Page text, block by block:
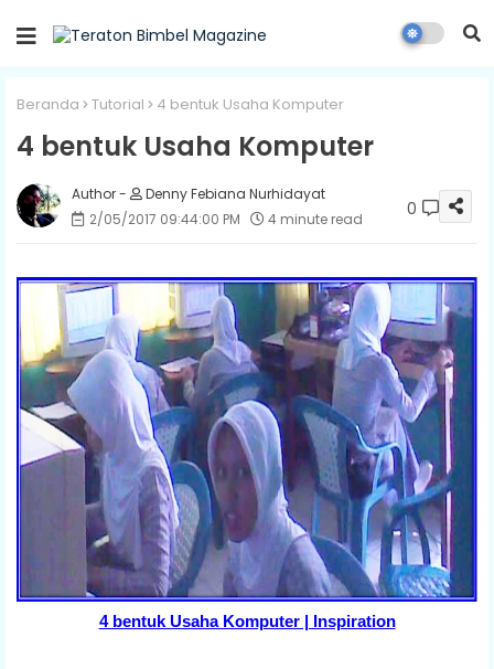
Beranda Tutorial 4 bentuk Usaha Komputer
4 bentuk Usaha Komputer
Denny Febiana Nurhidayat
2/05/2017 09:44:00 PM
4 minute read 0
4 bentuk Usaha Komputer | Inspiration